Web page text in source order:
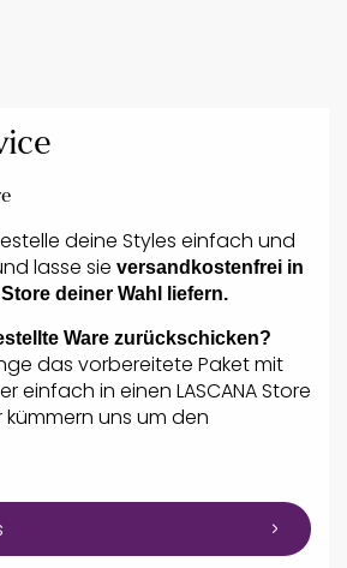
deine Styles einfach und
lasse sie versandkostenfrei in
deiner Wahl liefern.
Ware zurückschicken?
das vorbereitete Paket mit
einfach in einen LASCANA Store
kümmern uns um den